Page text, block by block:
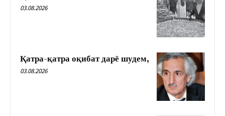
03.08.2026
Қатра-қатра оқибат дарё шудем,
03.08.2026